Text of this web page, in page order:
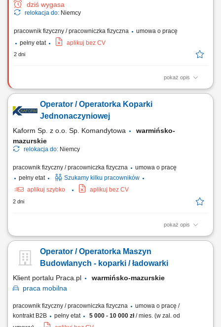
dziś wygasa
relokacja do: Niemcy
pracownik fizyczny / pracowniczka fizyczna
umowa o pracę
pełny etat
aplikuj bez CV
2 dni
pokaż opis
Obsługa żurawia wieżowego podczas realizacji prac budowlanych.
zasadami BHP. Dbanie o prawidłową eksploatację powierzonego
sprzętu.
Operator / Operatorka Koparki
Jednonaczyniowej
Kaform Sp. z o.o. Sp. Komandytowa
warmińsko-
mazurskie
relokacja do: Niemcy
pracownik fizyczny / pracowniczka fizyczna
umowa o pracę
pełny etat
Szukamy kilku pracowników
aplikuj szybko
aplikuj bez CV
2 dni
pokaż opis
Opis stanowiska: Obsługa koparki jednonaczyniowej przy realizacji prac
przełożonego. Wsparcie ekipy budowlanej po zakończeniu pracy
maszyną. Praca na terenie budów w Niemczech.
Operator / Operatorka Maszyn
Budowlanych - koparki / ładowarki
Klient portalu Praca.pl
warmińsko-mazurskie
praca mobilna
pracownik fizyczny / pracowniczka fizyczna
umowa o pracę /
kontrakt B2B
pełny etat 5 000 - 10 000 zł/ mies. (w zal. od